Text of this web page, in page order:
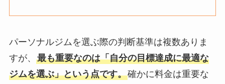
パーソナルジムを選ぶ際の判断基準は複数ありま
すが、 最も重要なのは「自分の目標達成に最適な
ジムを選ぶ」という点です。確かに料金は重要な